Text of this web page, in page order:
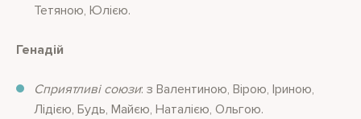
Тетяною, Юлією.
Генадій
Сприятливі союзи: з Валентиною, Вірою, Іриною,
Лідією, Будь, Майєю, Наталією, Ольгою.